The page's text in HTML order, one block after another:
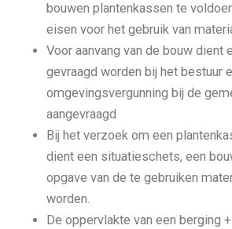
bouwen plantenkassen te
eisen voor het gebruik van
Voor aanvang van de bouw dient
gevraagd worden bij het bestuur
omgevingsvergunning bij de
aangevraagd
Bij het verzoek om een
dient een situatieschets, een
opgave van de te gebruiken
worden.
De oppervlakte van een berging